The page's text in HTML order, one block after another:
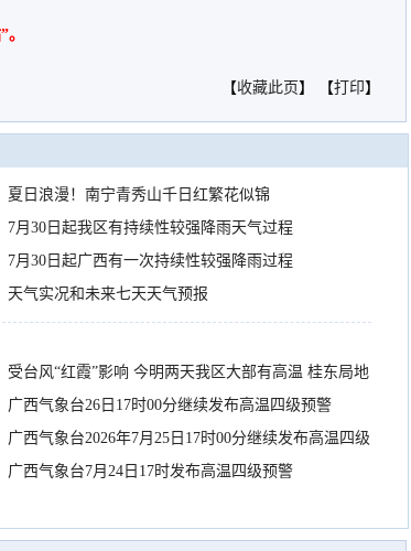
【收藏此页 】 【打印】
夏日浪漫！南宁青秀山千日红繁花似锦
7月30日起我区有持续性较强降雨天气过程
7月30日起广西有一次持续性较强降雨过程
天气实况和未来七天天气预报
受台风“红霞”影响 今明两天我区大部有高温 桂东局地
有较强降雨
广西气象台26日17时00分继续发布高温四级预警
广西气象台2026年7月25日17时00分继续发布高温四级
预警
广西气象台7月24日17时发布高温四级预警